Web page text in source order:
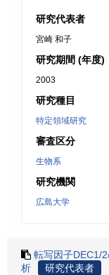
研究代表者
宮崎 和子
研究期間 (年度)
2003
研究種目
特定領域研究
審査区分
生物系
研究機関
広島大学
転写因子DEC1/
析
研究代表者